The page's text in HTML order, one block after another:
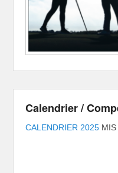
Calendrier /
CALENDRIER 2025